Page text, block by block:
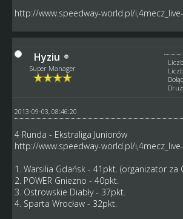
http://www.speedway-world.pl/
Hyziu
Super Manager
2013-09-03, 08:46:20
4 Runda - Ekstraliga Juniorów
http://www.speedway-world.pl/
1. Warsilia Gdańsk - 41pkt. (organizator za
2. POWER Gniezno - 40pkt.
3. Ostrowskie Diabły - 37pkt.
4. Sparta Wrocław - 32pkt.